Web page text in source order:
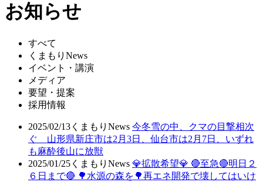
お知らせ
すべて
くまもりNews
イベント・講演
メディア
要望・提案
採用情報
2025/02/13 くまもりNews 今冬雪の中、クマの目撃相次
ぐ 山形県新庄市は2月3日、仙台市は2月7日、いずれ
も麻酔後山に放獣
2025/01/25 くまもりNews 💎拡散希望💎 🔴至急🔴明日２
６日まで🔴 🌳水源の森を🌳再エネ開発で壊してはいけ